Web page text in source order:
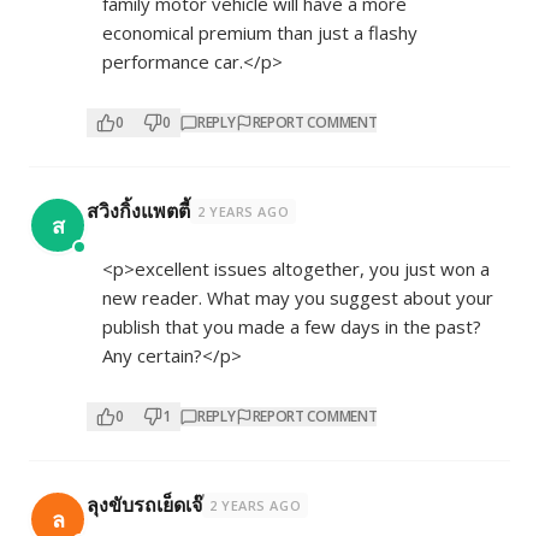
economical premium than just a flashy
performance car.</p>
0 0 REPLY REPORT COMMENT
ส สวิงกิ้งแพตตี้ 2 YEARS AGO
<p>excellent issues altogether, you just won a
new reader. What may you suggest about your
publish that you made a few days in the past?
Any certain?</p>
0 1 REPLY REPORT COMMENT
ล ลุงขับรถเย็ดเจ๊ 2 YEARS AGO